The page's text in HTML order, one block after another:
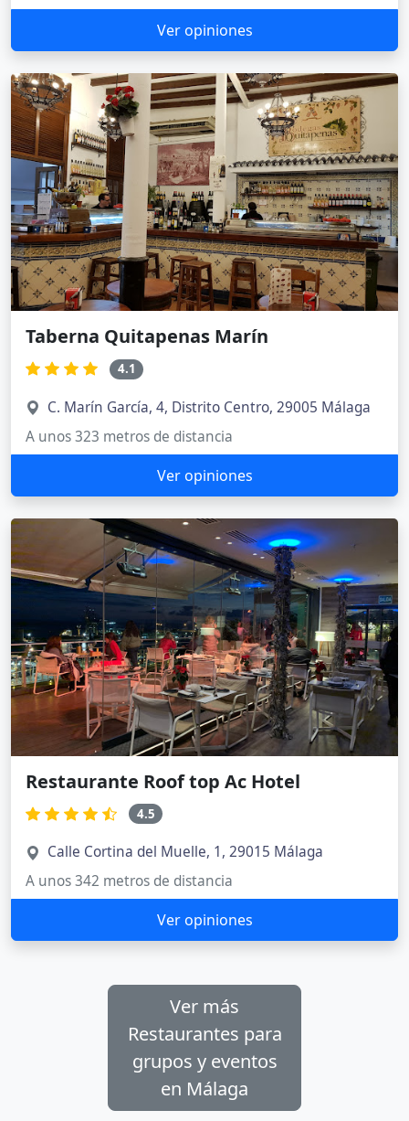
Ver opiniones
Taberna Quitapenas Marín
4.1
C. Marín García, 4, Distrito Centro, 29005 Málaga
A unos 323 metros de distancia
Ver opiniones
Restaurante Roof top Ac Hotel
4.5
Calle Cortina del Muelle, 1, 29015 Málaga
A unos 342 metros de distancia
Ver opiniones
Ver más
Restaurantes para
grupos y eventos
en Málaga